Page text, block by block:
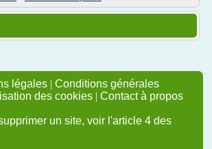
légales | Conditions générales
des cookies | Contact à propos
un site, voir l'article 4 des